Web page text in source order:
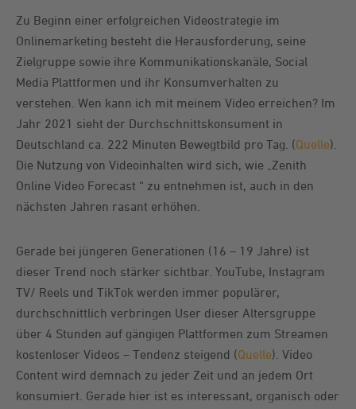
Zu Beginn einer erfolgreichen Videostrategie im
Onlinemarketing besteht die Herausforderung, seine
Zielgruppe sowie ihre Kommunikationskanäle, Social
Media Plattformen und ihr Konsumverhalten zu
verstehen. Wen kann ich mit meinem Video erreichen? Im
Jahr 2021 sieht der Durchschnittskonsument in
Deutschland ca. 222 Minuten Bewegtbild pro Tag. (Quelle).
Die Nutzung von Videoinhalten wird sich, wie „Zenith
Online Video Forecast “ zu entnehmen ist, auch in den
nächsten Jahren rasant erhöhen.
Gerade bei jüngeren Generationen (16 – 19 Jahre) ist
dieser Trend noch stärker sichtbar. YouTube, Instagram
TV/ Reels und TikTok werden immer populärer,
durchschnittlich verbringen User dieser Altersgruppe
über 4 Stunden auf gängigen Plattformen zum Streamen
kostenloser Videos – Tendenz steigend (Quelle). Video
Content wird demnach zu jeder Zeit und an jedem Ort
konsumiert. Gerade hier ist es interessant, organisch oder